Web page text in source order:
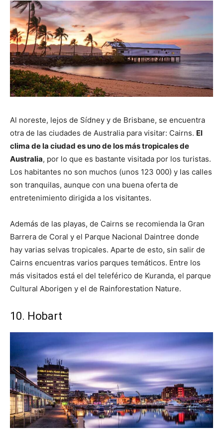
Al noreste, lejos de Sídney y de Brisbane, se encuentra
otra de las ciudades de Australia para visitar: Cairns. El
clima de la ciudad es uno de los más tropicales de
Australia, por lo que es bastante visitada por los turistas.
Los habitantes no son muchos (unos 123 000) y las calles
son tranquilas, aunque con una buena oferta de
entretenimiento dirigida a los visitantes.
Además de las playas, de Cairns se recomienda la Gran
Barrera de Coral y el Parque Nacional Daintree donde
hay varias selvas tropicales. Aparte de esto, sin salir de
Cairns encuentras varios parques temáticos. Entre los
más visitados está el del teleférico de Kuranda, el parque
Cultural Aborigen y el de Rainforestation Nature.
10. Hobart